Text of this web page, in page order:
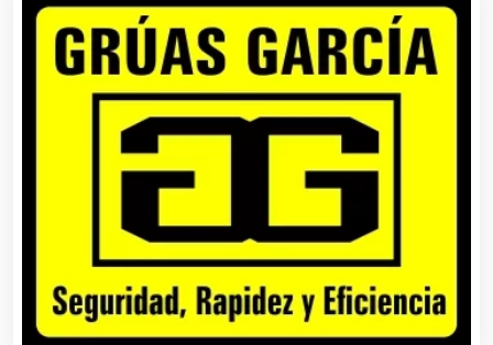
Centros Comerciales
Centros de Espectáculos
Centros de Nutrición
Centros Turísticos